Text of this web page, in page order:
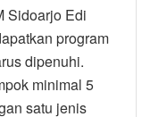
Sidoarjo Edi
program
dipenuhi.
minimal 5
satu jenis